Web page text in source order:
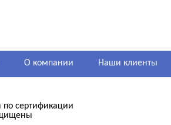
О компании Наши клиенты
сертификации